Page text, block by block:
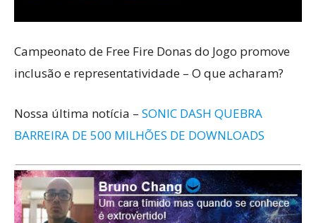
Campeonato de Free Fire Donas do Jogo promove
inclusão e representatividade – O que acharam?
Nossa última notícia – SONIC DASH QUEBRA
BARREIRA DE 500 MILHÕES DE DOWNLOADS